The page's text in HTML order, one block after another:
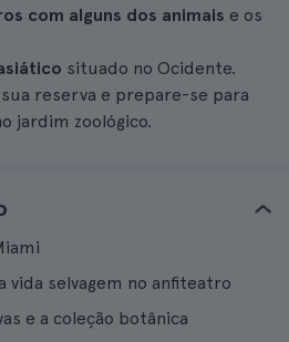
com alguns dos animais e os
situado no Ocidente.
sua reserva e prepare-se para
jardim zoológico.
vida selvagem no anfiteatro
e a coleção botânica